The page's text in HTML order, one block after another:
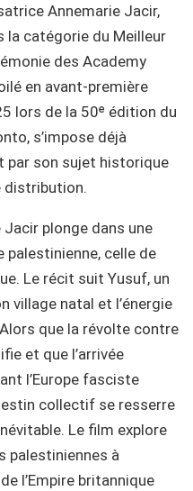
Annemarie Jacir,
la catégorie du Meilleur
des Academy
en avant-première
lors de la 50ᵉ édition du
s’impose déjà
par son sujet historique
distribution.
Jacir plonge dans une
palestinienne, celle de
Le récit suit Yusuf, un
village natal et l’énergie
que la révolte contre
et que l’arrivée
l’Europe fasciste
collectif se resserre
Le film explore
palestiniennes à
l’Empire britannique